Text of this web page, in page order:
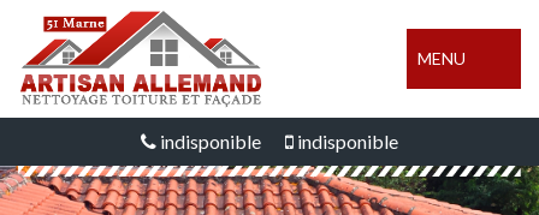
MENU
indisponible indisponible